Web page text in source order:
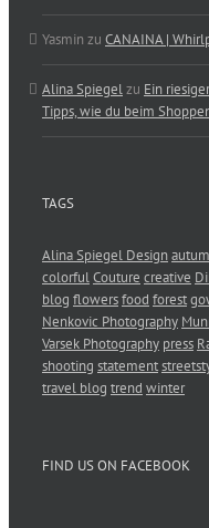
Yasmin zu CANAINA |
Alina Spiegelzu Ein
Tipps, wie du beim
TAGS
Alina Spiegel Design
colorfulCouture creative
blog flowersfood forest
Nenkovic Photography
Varsek Photography press
shooting statement
travel blog trend winter
FIND US ON FACEBOOK